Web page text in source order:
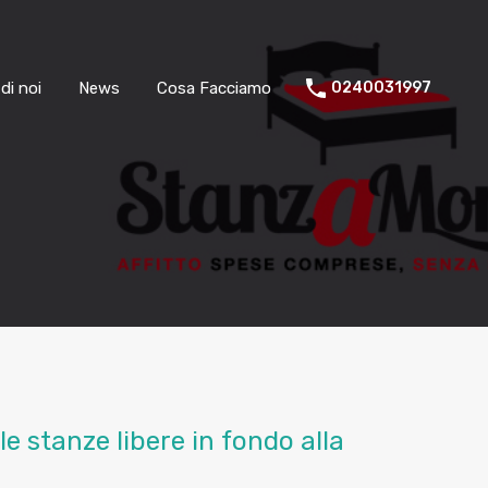
noi News Cosa Facciamo 0240031997
stanze libere in fondo alla